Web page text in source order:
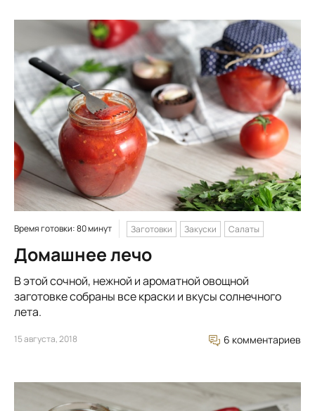
Время готовки: 80 минут Заготовки Закуски Салаты
Домашнее лечо
В этой сочной, нежной и ароматной овощной
заготовке собраны все краски и вкусы солнечного
лета.
15 августа, 2018 6 комментариев